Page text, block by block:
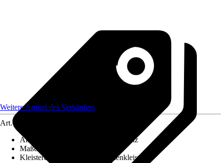
Weitere Artikel des Verkäufers
Art.-Nr.
Ansatz des Musters
Versetzter Ansatz
Maße (BxH)
Kleisterempfehlung
Vliestapetenkleister